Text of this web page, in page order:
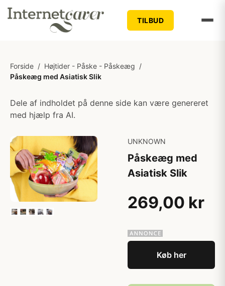
TILBUD
Forside / Højtider - Påske - Påskeæg /
Påskeæg med Asiatisk Slik
Dele af indholdet på denne side kan være genereret
med hjælp fra AI.
UNKNOWN
Påskeæg med
Asiatisk Slik
269,00 kr
Køb her